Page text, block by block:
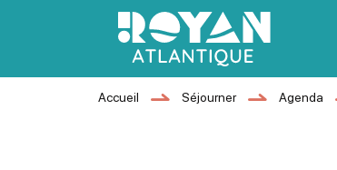
Royan Atlantique
Accueil Séjourner Agenda